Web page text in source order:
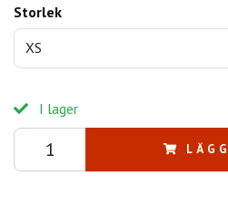
Storlek
XS
I lager